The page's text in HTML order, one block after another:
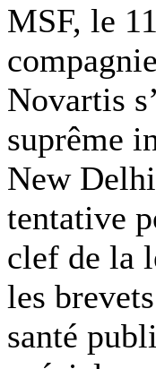
MSF, le
Novartis
suprême
New
tentative
clef de la
les
santé